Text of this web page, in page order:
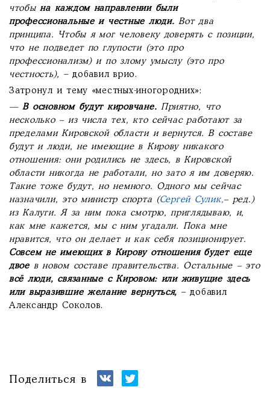
чтобына каждом направлении были
профессиональные и честные люди. Вот два
принципа. Чтобы я мог человеку доверять с позиции,
что не подведет по глупости (это про
профессионализм) и по злому умыслу (это про
честность), – добавил врио.
Затронул и тему «местных-иногородних»:
—В основном будут кировчане. Приятно, что
несколько – из числа тех, кто сейчас работают за
пределами Кировской области и вернутся. В составе
будут и люди, не имеющие в Кирову никакого
отношения: они родились не здесь, в Кировской
области никогда не работали, но зато я им доверяю.
Такие тоже будут, но немного. Одного мы сейчас
назначили, это министр спорта (Сергей Сулик,– ред.)
из Калуги. Я за ним пока смотрю, приглядываю, и,
как мне кажется, мы с ним угадали. Пока мне
нравится, что он делает и как себя позиционирует.
Совсем не имеющих в Кирову отношения будет еще
двое в новом составе правительства. Остальные – это
всё люди, связанные с Кировом: или живущие здесь
или выразившие желание вернуться, – добавил
Александр Соколов.
Поделиться в